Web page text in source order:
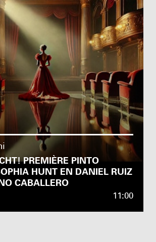
PREMIÈRE PINTO
HUNT EN DANIEL RUIZ
CABALLERO
11:00